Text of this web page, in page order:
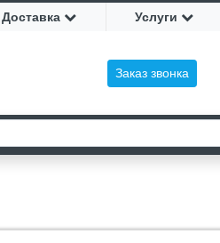
Доставка Услуги
Заказ звонка